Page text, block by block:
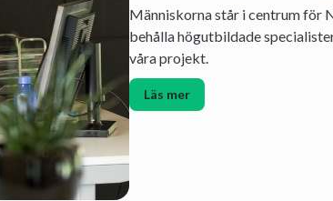
Människorna står i centrum för
behålla högutbildade
våra projekt.
Läs mer